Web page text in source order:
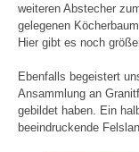
weiteren Abstecher
gelegenen
Hier gibt es noch
Ebenfalls begeistert
Ansammlung an
gebildet haben. Ein
beeindruckende